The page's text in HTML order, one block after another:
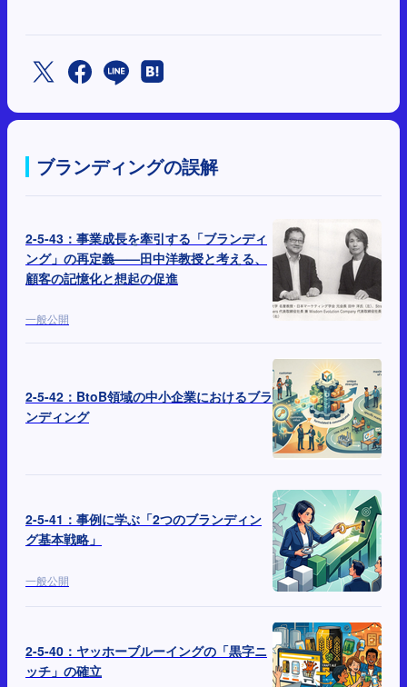
ブランディングの誤解
2-5-43：事業成長を牽引する「ブランディ
ング」の再定義——田中洋教授と考える、
顧客の記憶化と想起の促進
一般公開
2-5-42：BtoB領域の中小企業におけるブラ
ンディング
2-5-41：事例に学ぶ「2つのブランディン
グ基本戦略」
一般公開
2-5-40：ヤッホーブルーイングの「黒字ニ
ッチ」の確立